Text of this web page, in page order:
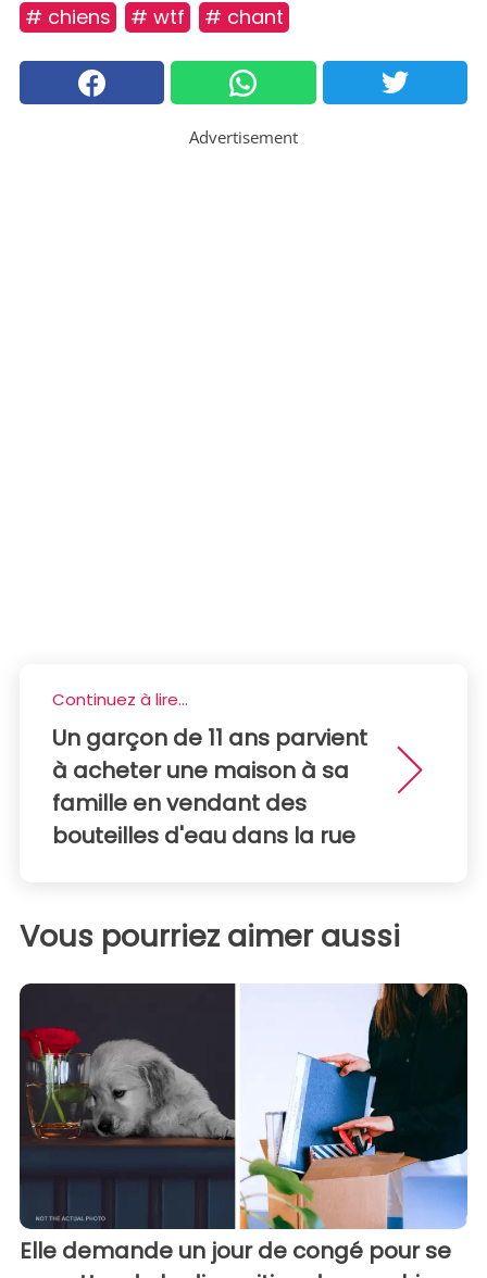
# chiens # wtf # chant
Advertisement
Continuez à lire...
Un garçon de 11 ans parvient
à acheter une maison à sa
famille en vendant des
bouteilles d'eau dans la rue
Vous pourriez aimer aussi
Elle demande un jour de congé pour se